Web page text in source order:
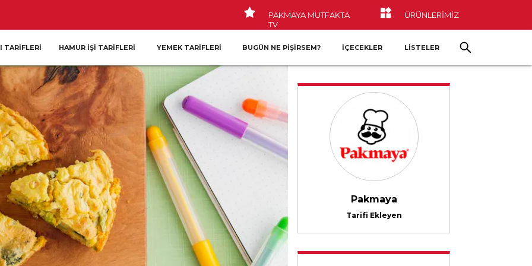
PAKMAYA MUTFAKTA
TV
ÜRÜNLERİMİZ
TARIFLERI HAMUR İŞI TARIFLERI YEMEK TARIFLERI BUGÜN NE PIŞIRSEM? İÇECEKLER LİSTELER
Pakmaya
Tarifi Ekleyen